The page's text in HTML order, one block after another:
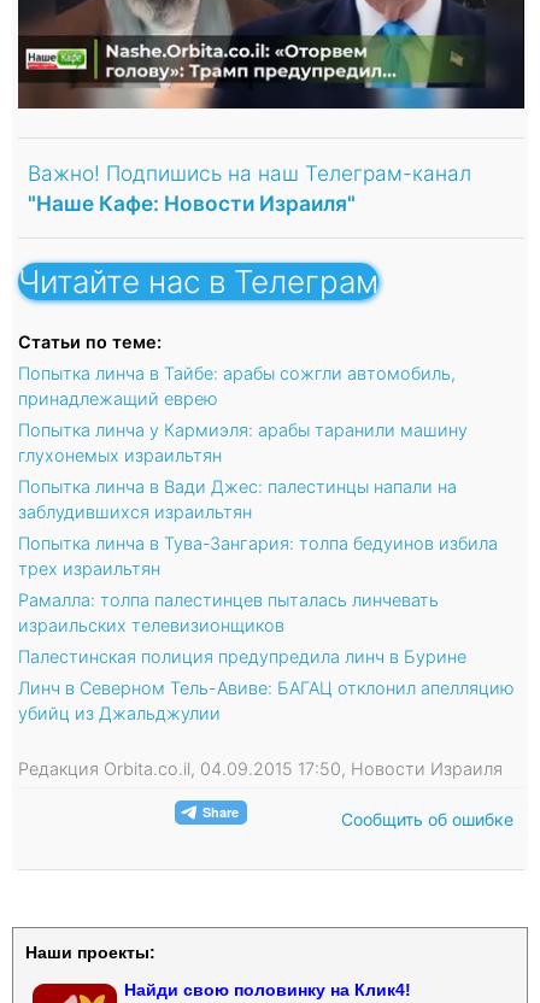
Важно! Подпишись на наш Телеграм-канал
"Наше Кафе: Новости Израиля"
Читайте нас в Телеграм
Статьи по теме:
Попытка линча в Тайбе: арабы сожгли автомобиль,
принадлежащий еврею
Попытка линча у Кармиэля: арабы таранили машину
глухонемых израильтян
Попытка линча в Вади Джес: палестинцы напали на
заблудившихся израильтян
Попытка линча в Тува-Зангария: толпа бедуинов избила
трех израильтян
Рамалла: толпа палестинцев пыталась линчевать
израильских телевизионщиков
Палестинская полиция предупредила линч в Бурине
Линч в Северном Тель-Авиве: БАГАЦ отклонил апелляцию
убийц из Джальджулии
Редакция Orbita.co.il, 04.09.2015 17:50, Новости Израиля
Сообщить об ошибке
Наши проекты:
Найди свою половинку на Клик4!